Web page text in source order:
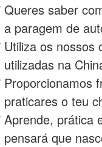
Queres saber
a paragem de
Utiliza os nossos
utilizadas na
Proporcionamos
praticares o teu
Aprende, prática
pensará que